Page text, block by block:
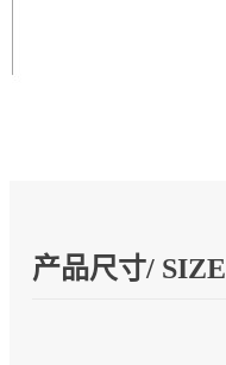
产品尺寸/ SIZE